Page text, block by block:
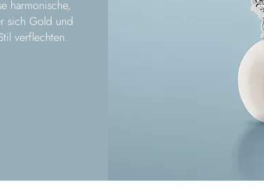
harmonische,
sich Gold und
verflechten.